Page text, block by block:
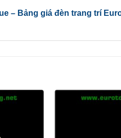
– Bảng giá đèn trang trí